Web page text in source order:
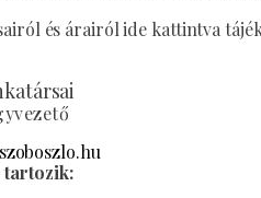
és árairól ide kattintva
tartozik: